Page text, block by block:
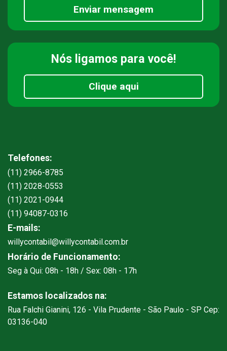
Enviar mensagem
Nós ligamos para você!
Clique aqui
Telefones:
(11) 2966-8785
(11) 2028-0553
(11) 2021-0944
(11) 94087-0316
E-mails:
willycontabil@willycontabil.com.br
Horário de Funcionamento:
Seg à Qui: 08h - 18h / Sex: 08h - 17h
Estamos localizados na:
Rua Falchi Gianini, 126 - Vila Prudente - São Paulo - SP Cep:
03136-040